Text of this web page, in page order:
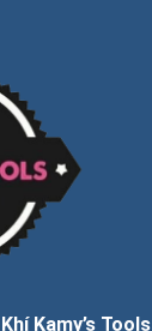
Kamy’s Tools